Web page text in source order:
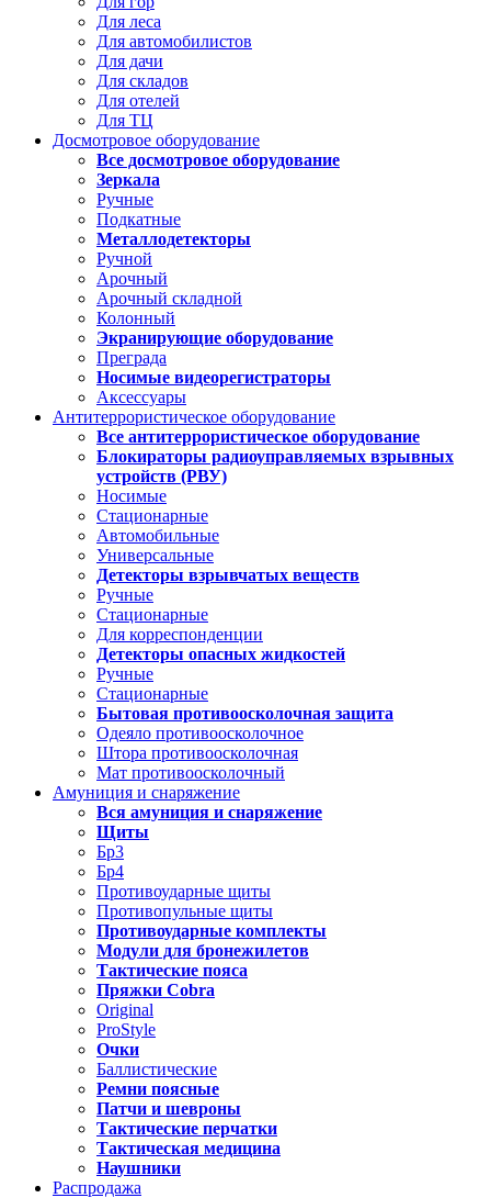
Для леса
Для автомобилистов
Для дачи
Для складов
Для отелей
Для ТЦ
Досмотровое оборудование
Все досмотровое оборудование
Зеркала
Ручные
Подкатные
Металлодетекторы
Ручной
Арочный
Арочный складной
Колонный
Экранирующие оборудование
Преграда
Носимые видеорегистраторы
Аксессуары
Антитеррористическое оборудование
Все антитеррористическое оборудование
Блокираторы радиоуправляемых взрывных
устройств (РВУ)
Носимые
Стационарные
Автомобильные
Универсальные
Детекторы взрывчатых веществ
Ручные
Стационарные
Для корреспонденции
Детекторы опасных жидкостей
Ручные
Стационарные
Бытовая противоосколочная защита
Одеяло противоосколочное
Штора противоосколочная
Мат противоосколочный
Амуниция и снаряжение
Вся амуниция и снаряжение
Щиты
Бр3
Бр4
Противоударные щиты
Противопульные щиты
Противоударные комплекты
Модули для бронежилетов
Тактические пояса
Пряжки Cobra
Original
ProStyle
Очки
Баллистические
Ремни поясные
Патчи и шевроны
Тактические перчатки
Тактическая медицина
Наушники
Распродажа